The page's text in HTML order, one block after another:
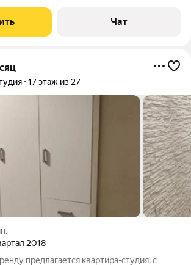
мебель и техника: кухонный
плита,
Чат
17 этаж из 27
2018
предлагается квартира-студия, с